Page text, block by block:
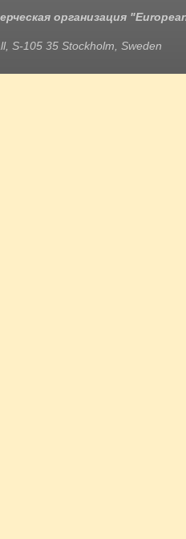
организация
S-105 35 Stockholm, Sweden